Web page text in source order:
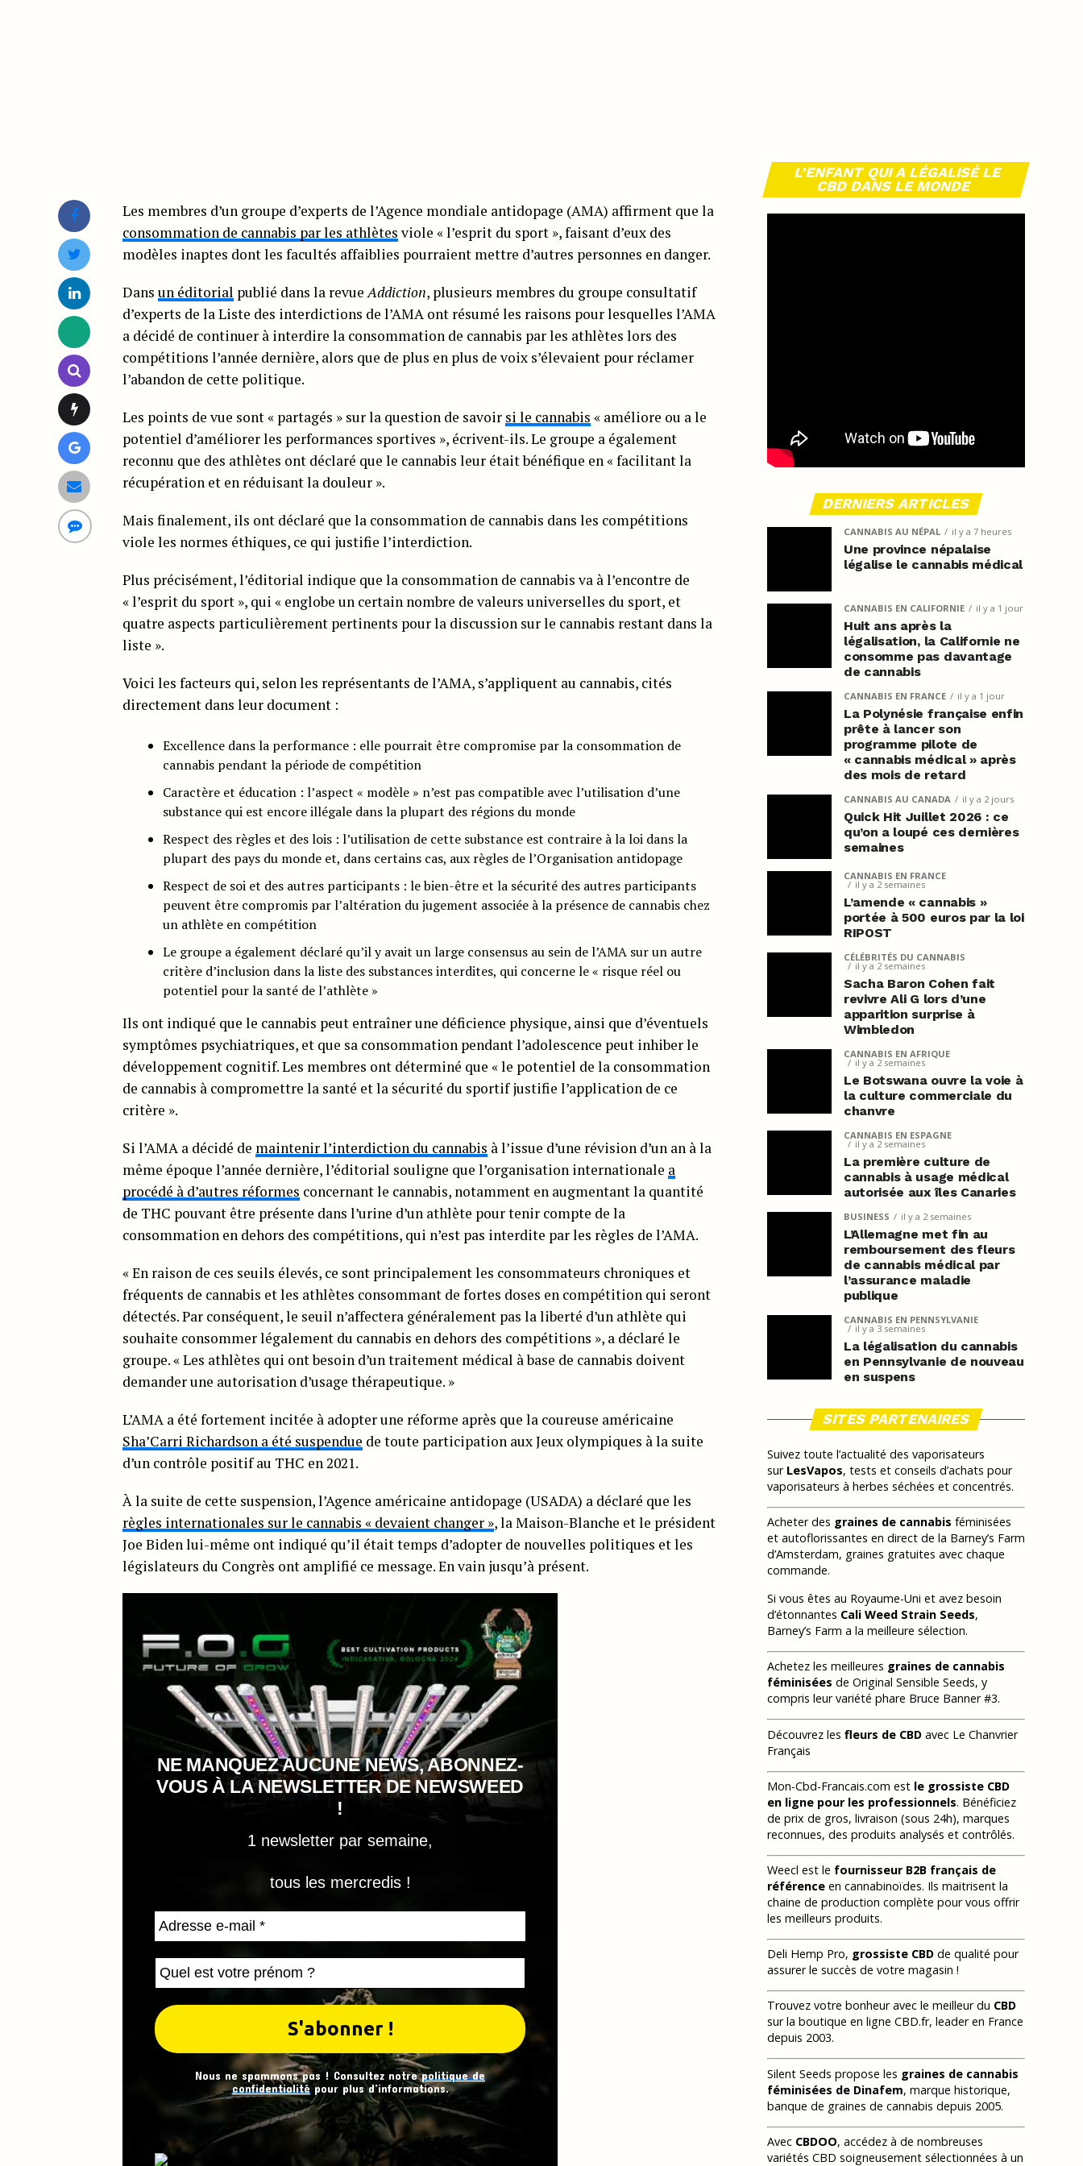
Les membres d’un groupe d’experts de l’Agence mondiale antidopage (AMA) affirment que la
consommation de cannabis par les athlètes viole « l’esprit du sport », faisant d’eux des
modèles inaptes dont les facultés affaiblies pourraient mettre d’autres personnes en danger.
Dans un éditorial publié dans la revue Addiction, plusieurs membres du groupe consultatif
d’experts de la Liste des interdictions de l’AMA ont résumé les raisons pour lesquelles l’AMA
a décidé de continuer à interdire la consommation de cannabis par les athlètes lors des
compétitions l’année dernière, alors que de plus en plus de voix s’élevaient pour réclamer
l’abandon de cette politique.
Les points de vue sont « partagés » sur la question de savoir si le cannabis « améliore ou a le
potentiel d’améliorer les performances sportives », écrivent-ils. Le groupe a également
reconnu que des athlètes ont déclaré que le cannabis leur était bénéfique en « facilitant la
récupération et en réduisant la douleur ».
Mais finalement, ils ont déclaré que la consommation de cannabis dans les compétitions
viole les normes éthiques, ce qui justifie l’interdiction.
Plus précisément, l’éditorial indique que la consommation de cannabis va à l’encontre de
« l’esprit du sport », qui « englobe un certain nombre de valeurs universelles du sport, et
quatre aspects particulièrement pertinents pour la discussion sur le cannabis restant dans la
liste ».
Voici les facteurs qui, selon les représentants de l’AMA, s’appliquent au cannabis, cités
directement dans leur document :
Excellence dans la performance : elle pourrait être compromise par la consommation de
cannabis pendant la période de compétition
Caractère et éducation : l’aspect « modèle » n’est pas compatible avec l’utilisation d’une
substance qui est encore illégale dans la plupart des régions du monde
Respect des règles et des lois : l’utilisation de cette substance est contraire à la loi dans la
plupart des pays du monde et, dans certains cas, aux règles de l’Organisation antidopage
Respect de soi et des autres participants : le bien-être et la sécurité des autres participants
peuvent être compromis par l’altération du jugement associée à la présence de cannabis chez
un athlète en compétition
Le groupe a également déclaré qu’il y avait un large consensus au sein de l’AMA sur un autre
critère d’inclusion dans la liste des substances interdites, qui concerne le « risque réel ou
potentiel pour la santé de l’athlète »
Ils ont indiqué que le cannabis peut entraîner une déficience physique, ainsi que d’éventuels
symptômes psychiatriques, et que sa consommation pendant l’adolescence peut inhiber le
développement cognitif. Les membres ont déterminé que « le potentiel de la consommation
de cannabis à compromettre la santé et la sécurité du sportif justifie l’application de ce
critère ».
Si l’AMA a décidé de maintenir l’interdiction du cannabis à l’issue d’une révision d’un an à la
même époque l’année dernière, l’éditorial souligne que l’organisation internationale a
procédé à d’autres réformes concernant le cannabis, notamment en augmentant la quantité
de THC pouvant être présente dans l’urine d’un athlète pour tenir compte de la
consommation en dehors des compétitions, qui n’est pas interdite par les règles de l’AMA.
« En raison de ces seuils élevés, ce sont principalement les consommateurs chroniques et
fréquents de cannabis et les athlètes consommant de fortes doses en compétition qui seront
détectés. Par conséquent, le seuil n’affectera généralement pas la liberté d’un athlète qui
souhaite consommer légalement du cannabis en dehors des compétitions », a déclaré le
groupe. « Les athlètes qui ont besoin d’un traitement médical à base de cannabis doivent
demander une autorisation d’usage thérapeutique. »
L’AMA a été fortement incitée à adopter une réforme après que la coureuse américaine
Sha’Carri Richardson a été suspendue de toute participation aux Jeux olympiques à la suite
d’un contrôle positif au THC en 2021.
À la suite de cette suspension, l’Agence américaine antidopage (USADA) a déclaré que les
règles internationales sur le cannabis « devaient changer », la Maison-Blanche et le président
Joe Biden lui-même ont indiqué qu’il était temps d’adopter de nouvelles politiques et les
législateurs du Congrès ont amplifié ce message. En vain jusqu’à présent.
NE MANQUEZ AUCUNE NEWS, ABONNEZ-
VOUS À LA NEWSLETTER DE NEWSWEED
!
1 newsletter par semaine,
tous les mercredis !
Nous ne spammons pas ! Consultez notrepolitique de
confidentialitépour plus d’informations.
L’ENFANT QUI A LÉGALISÉ LE
CBD DANS LE MONDE
DERNIERS ARTICLES
CANNABIS AU NÉPAL il y a 7 heures
Une province népalaise
légalise le cannabis médical
CANNABIS EN CALIFORNIE il y a 1 jour
Huit ans après la
légalisation, la Californie ne
consomme pas davantage
de cannabis
CANNABIS EN FRANCE il y a 1 jour
La Polynésie française enfin
prête à lancer son
programme pilote de
« cannabis médical » après
des mois de retard
CANNABIS AU CANADA il y a 2 jours
Quick Hit Juillet 2026 : ce
qu’on a loupé ces dernières
semaines
CANNABIS EN FRANCE
il y a 2 semaines
L’amende « cannabis »
portée à 500 euros par la loi
RIPOST
CÉLÉBRITÉS DU CANNABIS
il y a 2 semaines
Sacha Baron Cohen fait
revivre Ali G lors d’une
apparition surprise à
Wimbledon
CANNABIS EN AFRIQUE
il y a 2 semaines
Le Botswana ouvre la voie à
la culture commerciale du
chanvre
CANNABIS EN ESPAGNE
il y a 2 semaines
La première culture de
cannabis à usage médical
autorisée aux îles Canaries
BUSINESS il y a 2 semaines
L’Allemagne met fin au
remboursement des fleurs
de cannabis médical par
l’assurance maladie
publique
CANNABIS EN PENNSYLVANIE
il y a 3 semaines
La légalisation du cannabis
en Pennsylvanie de nouveau
en suspens
SITES PARTENAIRES
Suivez toute l’actualité des vaporisateurs
sur LesVapos, tests et conseils d’achats pour
vaporisateurs à herbes séchées et concentrés.
Acheter des graines de cannabis féminisées
et autoflorissantes en direct de la Barney’s Farm
d’Amsterdam, graines gratuites avec chaque
commande.
Si vous êtes au Royaume-Uni et avez besoin
d’étonnantes Cali Weed Strain Seeds,
Barney’s Farm a la meilleure sélection.
Achetez les meilleures graines de cannabis
féminisées de Original Sensible Seeds, y
compris leur variété phare Bruce Banner #3.
Découvrez les fleurs de CBD avec Le Chanvrier
Français
Mon-Cbd-Francais.com est le grossiste CBD
en ligne pour les professionnels. Bénéficiez
de prix de gros, livraison (sous 24h), marques
reconnues, des produits analysés et contrôlés.
Weecl est le fournisseur B2B français de
référence en cannabinoïdes. Ils maitrisent la
chaine de production complète pour vous offrir
les meilleurs produits.
Deli Hemp Pro, grossiste CBD de qualité pour
assurer le succès de votre magasin !
Trouvez votre bonheur avec le meilleur du CBD
sur la boutique en ligne CBD.fr, leader en France
depuis 2003.
Silent Seeds propose les graines de cannabis
féminisées de Dinafem, marque historique,
banque de graines de cannabis depuis 2005.
Avec CBDOO, accédez à de nombreuses
variétés CBD soigneusement sélectionnées à un